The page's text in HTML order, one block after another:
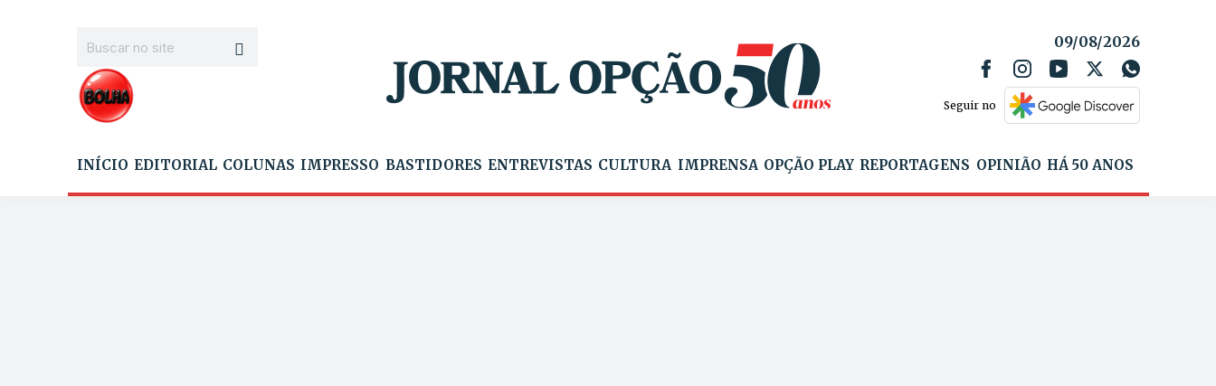
09/08/2026
Seguir no
INÍCIO EDITORIAL COLUNAS IMPRESSO BASTIDORES ENTREVISTAS CULTURA IMPRENSA OPÇÃO PLAY REPORTAGENS OPINIÃO HÁ 50 ANOS